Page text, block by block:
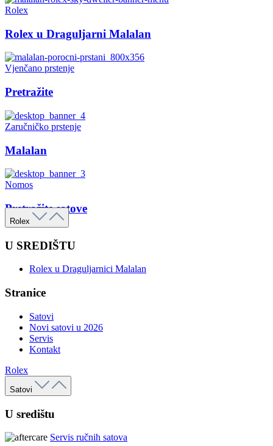
Rolex
Rolex u Draguljarni Malalan
Vjenčano prstenje
Pretražite
Zaručničko prstenje
Malalan
Nomos
Pretražite satove
Rolex
U SREDIŠTU
Rolex u Draguljarnici Malalan
Stranice
Satovi
Novi satovi u 2026
Servis
Kontakt
Rolex
Satovi
U središtu
Servis ručnih satova